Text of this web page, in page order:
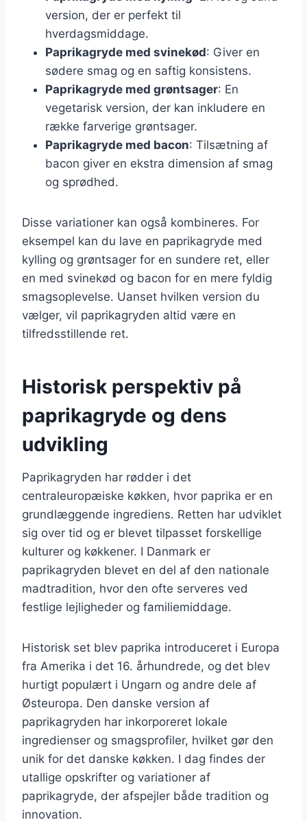
version, der er perfekt til
hverdagsmiddage.
Paprikagryde med svinekød: Giver en
sødere smag og en saftig konsistens.
Paprikagryde med grøntsager: En
vegetarisk version, der kan inkludere en
række farverige grøntsager.
Paprikagryde med bacon: Tilsætning af
bacon giver en ekstra dimension af smag
og sprødhed.
Disse variationer kan også kombineres. For
eksempel kan du lave en paprikagryde med
kylling og grøntsager for en sundere ret, eller
en med svinekød og bacon for en mere fyldig
smagsoplevelse. Uanset hvilken version du
vælger, vil paprikagryden altid være en
tilfredsstillende ret.
Historisk perspektiv på
paprikagryde og dens
udvikling
Paprikagryden har rødder i det
centraleuropæiske køkken, hvor paprika er en
grundlæggende ingrediens. Retten har udviklet
sig over tid og er blevet tilpasset forskellige
kulturer og køkkener. I Danmark er
paprikagryden blevet en del af den nationale
madtradition, hvor den ofte serveres ved
festlige lejligheder og familiemiddage.
Historisk set blev paprika introduceret i Europa
fra Amerika i det 16. århundrede, og det blev
hurtigt populært i Ungarn og andre dele af
Østeuropa. Den danske version af
paprikagryden har inkorporeret lokale
ingredienser og smagsprofiler, hvilket gør den
unik for det danske køkken. I dag findes der
utallige opskrifter og variationer af
paprikagryde, der afspejler både tradition og
innovation.